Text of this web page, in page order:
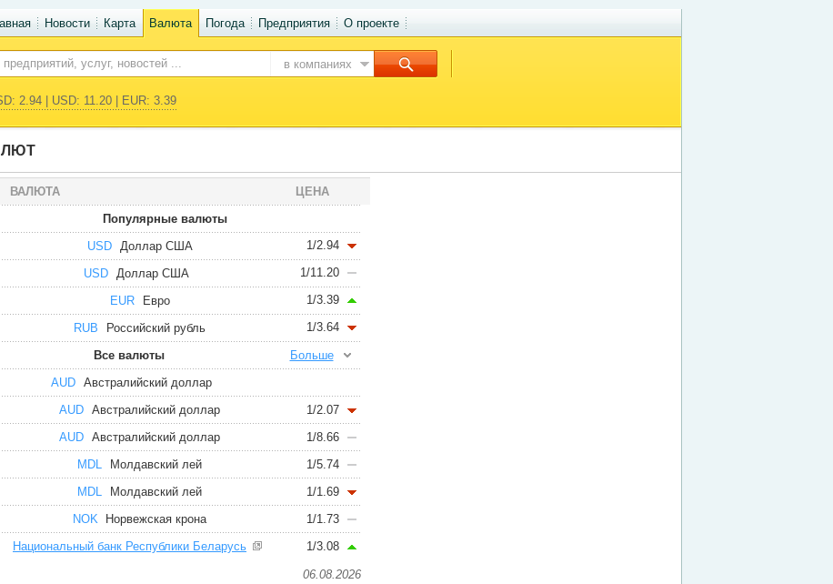
Новости Карта Валюта Погода Предприятия О проекте
в компаниях
2.94 | USD: 11.20 | EUR: 3.39
ВАЛЮТА
ЦЕНА
Популярные валюты
USD
Доллар США 1/2.94
USD Доллар США 1/11.20
EUR Евро 1/3.39
RUB Российский рубль 1/3.64
Все валюты
Больше
AUD Австралийский доллар
1/2.07
AUD Австралийский доллар
1/8.66
AUD Австралийский доллар
1/5.74
MDL
Молдавский лей
1/1.69
MDL
Молдавский лей
1/1.73
NOK
Норвежская крона
1/3.08
Национальный банк Республики Беларусь
06.08.2026